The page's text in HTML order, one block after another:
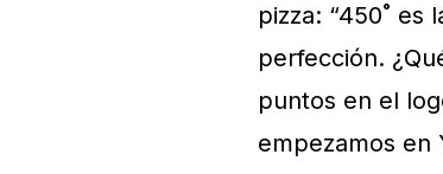
pizza: “450˚
perfección.
puntos en el
empezamos en